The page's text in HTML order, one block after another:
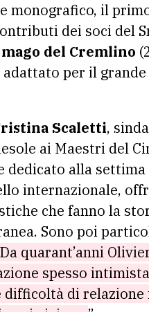
monografico, il
dei soci del
del Cremlino
per il
Scaletti,
ai Maestri del
alla settima
internazionale,
che fanno la
Sono poi
Da quarant’anni
spesso
di relazione